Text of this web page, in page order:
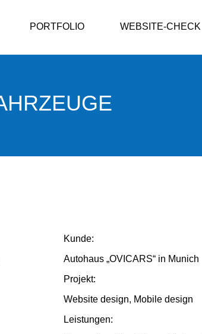
PORTFOLIO WEBSITE-CHECK
Kunde:
Autohaus „OVICARS“ in Munich
Projekt:
Website design, Mobile design
Leistungen: